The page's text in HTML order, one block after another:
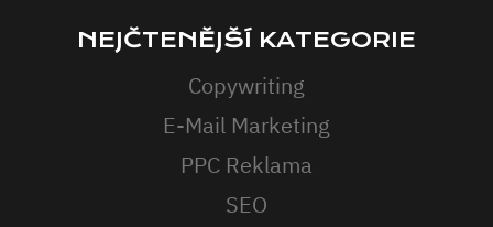
NEJČTENĚJŠÍ KATEGORIE
Copywriting
E-Mail Marketing
PPC Reklama
SEO